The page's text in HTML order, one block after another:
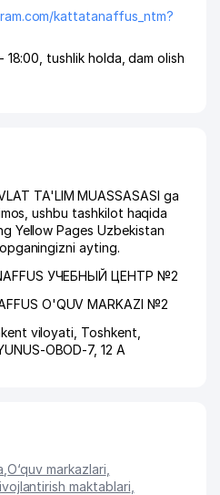
kattatanaffus_ntm?
tushlik holda, dam olish
TA'LIM MUASSASASI ga
ushbu tashkilot haqida
Yellow Pages Uzbekistan
ayting.
УЧЕБНЫЙ ЦЕНТР №2
O'QUV MARKAZI №2
viloyati Toshkent
OBOD-7, 12 А
,O‘quv markazlari
maktablari